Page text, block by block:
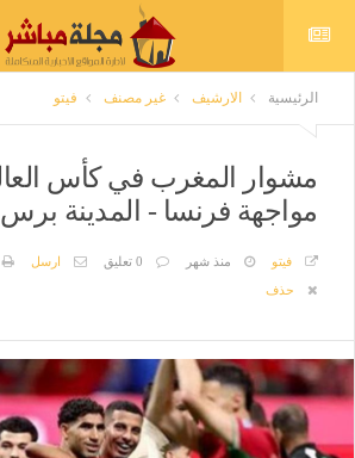
الرئيسية الارشيف غير مصنف فيتو
مواجهة فرنسا - المدينة برس
فيتو منذ شهر 0 تعليق ارسل
حذف